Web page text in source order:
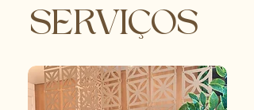
SERVIÇOS